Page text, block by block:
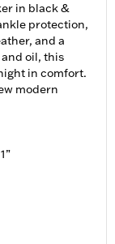
in black &
protection,
and a
oil, this
in comfort.
modern